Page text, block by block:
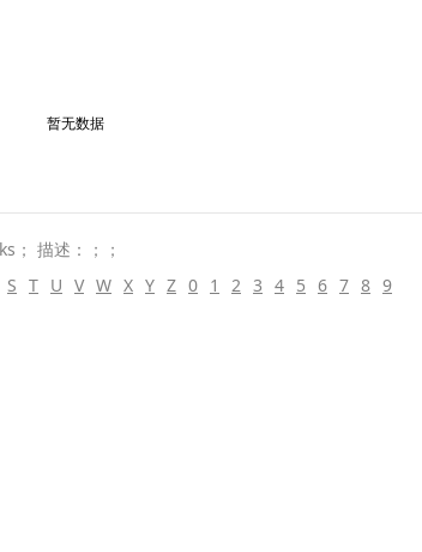
暂无数据
； 描述：；；
S T U V W X Y Z 0 1 2 3 4 5 6 7 8 9